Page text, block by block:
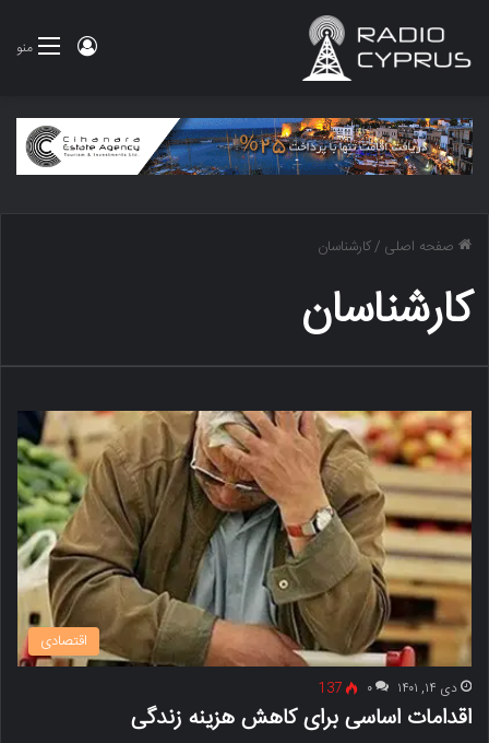
منو ورود
صفحه اصلی /کارشناسان
کارشناسان
اقتصادی
دی ۱۴, ۱۴۰۱ ۰ 137
اقدامات اساسی برای کاهش هزینه زندگی